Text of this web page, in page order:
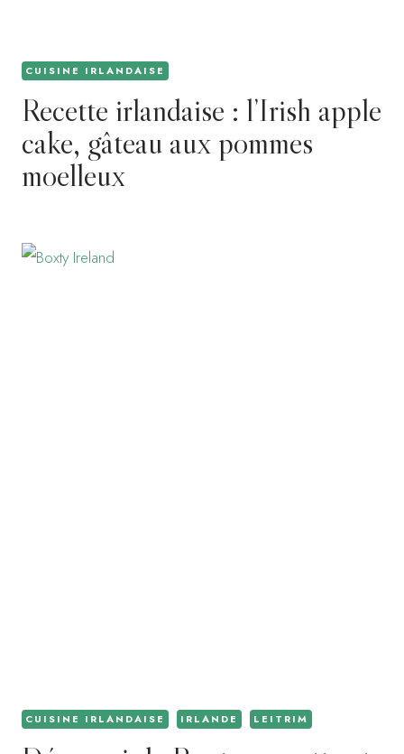
CUISINE IRLANDAISE
Recette irlandaise : l’Irish apple
cake, gâteau aux pommes
moelleux
CUISINE IRLANDAISE IRLANDE LEITRIM